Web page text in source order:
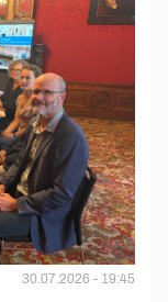
30.07.2026 - 19:45